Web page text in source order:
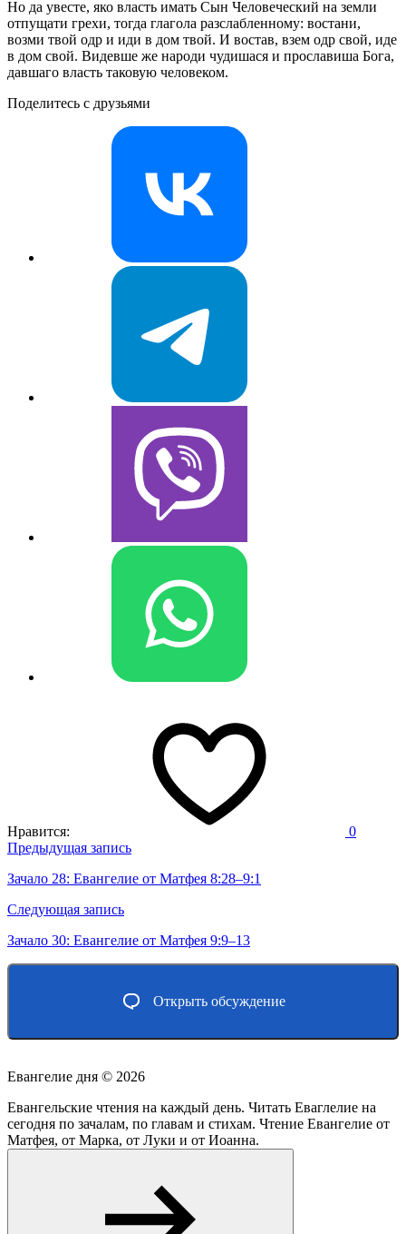
Но да увесте, яко власть имать Сын Человеческий на земли
отпущати грехи, тогда глагола разслабленному: востани,
возми твой одр и иди в дом твой. И востав, взем одр свой, иде
в дом свой. Видевше же народи чудишася и прославиша Бога,
давшаго власть таковую человеком.
Поделитесь с друзьями
Нравится: 0
Навигация
по
записям
Предыдущая запись
Зачало 28: Евангелие от Матфея 8:28–9:1
Следующая запись
Зачало 30: Евангелие от Матфея 9:9–13
Открыть обсуждение
Евангелие дня © 2026
Евангельские чтения на каждый день. Читать Еваглелие на
сегодня по зачалам, по главам и стихам. Чтение Евангелие от
Матфея, от Марка, от Луки и от Иоанна.